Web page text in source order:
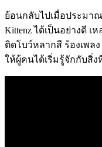
ย้อนกลับไปเมื่อประมาณ
Kittenz ได้เป็นอย่างดี เ
ติดโบว์หลากสี ร้องเพลง
ให้ผู้คนได้เริ่มรู้จักกับสิ่ง